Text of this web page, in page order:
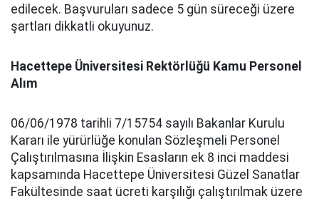
edilecek. Başvuruları sadece 5 gün süreceği üzere
şartları dikkatli okuyunuz.
Hacettepe Üniversitesi Rektörlüğü Kamu Personel
Alım
06/06/1978 tarihli 7/15754 sayılı Bakanlar Kurulu
Kararı ile yürürlüğe konulan Sözleşmeli Personel
Çalıştırılmasına İlişkin Esasların ek 8 inci maddesi
kapsamında Hacettepe Üniversitesi Güzel Sanatlar
Fakültesinde saat ücreti karşılığı çalıştırılmak üzere